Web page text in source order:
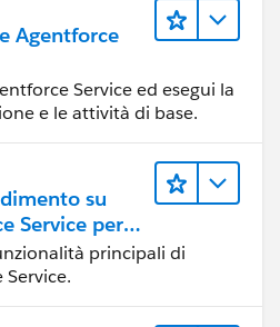
Agentforce
Service ed esegui la
e le attività di base.
su
Service per
principali di